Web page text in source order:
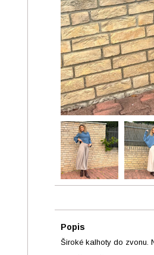
Popis
Široké kalhoty do zvonu.